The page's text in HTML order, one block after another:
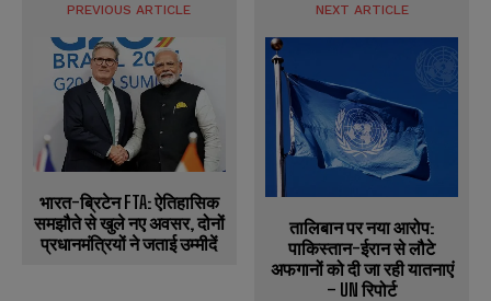
PREVIOUS ARTICLE
भारत-ब्रिटेन FTA: ऐतिहासिक
समझौते से खुले नए अवसर, दोनों
प्रधानमंत्रियों ने जताई उम्मीदें
NEXT ARTICLE
तालिबान पर नया आरोप:
पाकिस्तान-ईरान से लौटे
अफगानों को दी जा रही यातनाएं
– UN रिपोर्ट